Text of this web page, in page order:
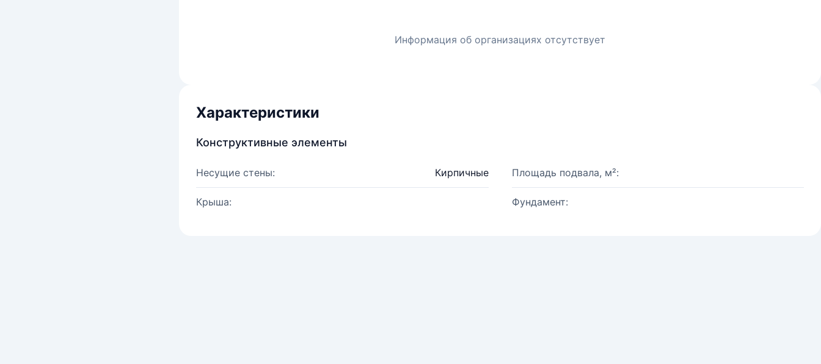
Информация об организациях отсутствует
Характеристики
Конструктивные элементы
Несущие стены: Кирпичные Площадь подвала, м²:
Крыша: Фундамент: